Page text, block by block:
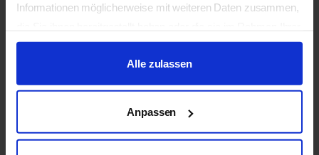
Informationen möglicherweise mit weiteren Daten zusammen,
Nutzung der Dienste gesammelt haben.
Alle zulassen
Anpassen
Zusätzlich buchbar
Körpertherapie-Behandlungen und weitere
Angebote
Weitere Informationen und Fragen